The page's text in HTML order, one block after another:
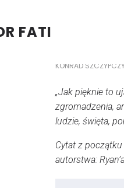
FATI
KONRAD
„Jak pięknie to
zgromadzenia,
ludzie, święta,
Cytat z
autorstwa: